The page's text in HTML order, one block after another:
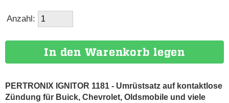
Anzahl:
In den Warenkorb legen
PERTRONIX IGNITOR 1181 - Umrüstsatz auf kontaktlose
Zündung für Buick, Chevrolet, Oldsmobile und viele